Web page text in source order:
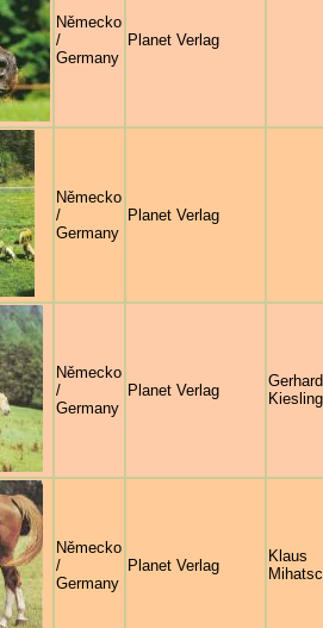
Německo
/
Germany
Planet Verlag
Německo
/
Germany
Planet Verlag
Německo
/
Germany
Planet Verlag
Gerhard
Kiesling
Německo
/
Germany
Planet Verlag
Klaus